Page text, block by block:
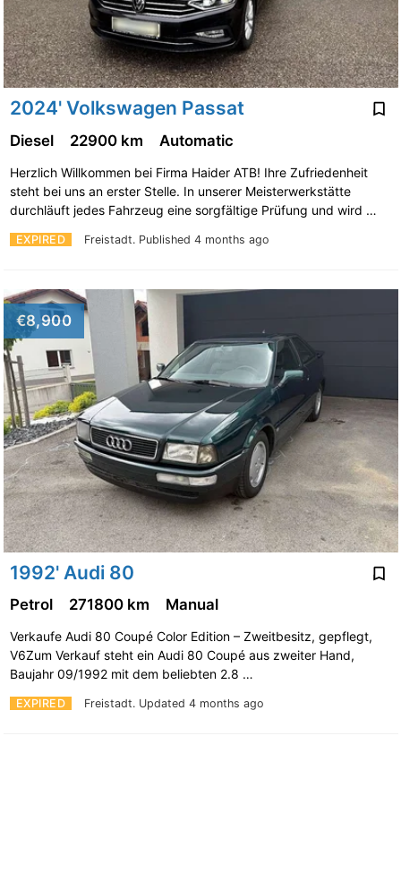
2024' Volkswagen Passat
EXPIRED Freistadt. Published 4 months ago
Diesel 22900 km Automatic
Herzlich Willkommen bei Firma Haider ATB! Ihre Zufriedenheit
steht bei uns an erster Stelle. In unserer Meisterwerkstätte
durchläuft jedes Fahrzeug eine sorgfältige Prüfung und wird …
€8,900
1992' Audi 80
EXPIRED Freistadt. Updated 4 months ago
Petrol 271800 km Manual
Verkaufe Audi 80 Coupé Color Edition – Zweitbesitz, gepflegt,
V6Zum Verkauf steht ein Audi 80 Coupé aus zweiter Hand,
Baujahr 09/1992 mit dem beliebten 2.8 …